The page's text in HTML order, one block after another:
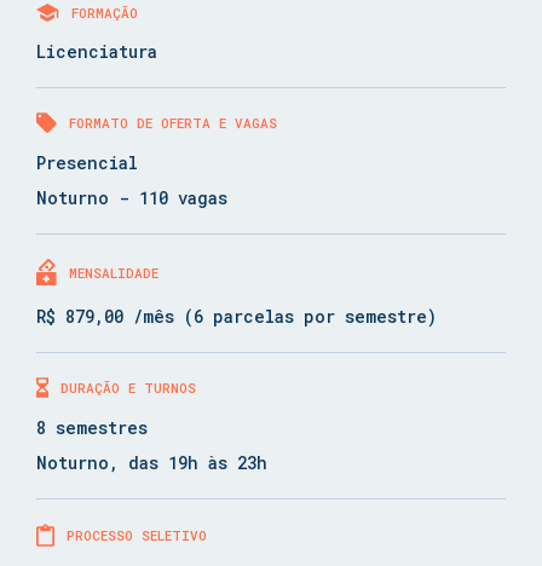
FORMAÇÃO
Licenciatura
FORMATO DE OFERTA E VAGAS
Presencial
Noturno - 110 vagas
MENSALIDADE
R$ 879,00 /mês (6 parcelas por semestre)
DURAÇÃO E TURNOS
8 semestres
Noturno, das 19h às 23h
PROCESSO SELETIVO